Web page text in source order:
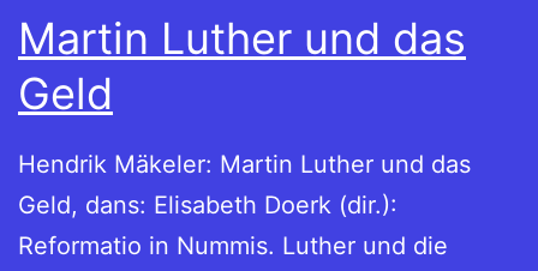
Martin Luther und das
Geld
Hendrik Mäkeler: Martin Luther und das
Geld, dans: Elisabeth Doerk (dir.):
Reformatio in Nummis. Luther und die